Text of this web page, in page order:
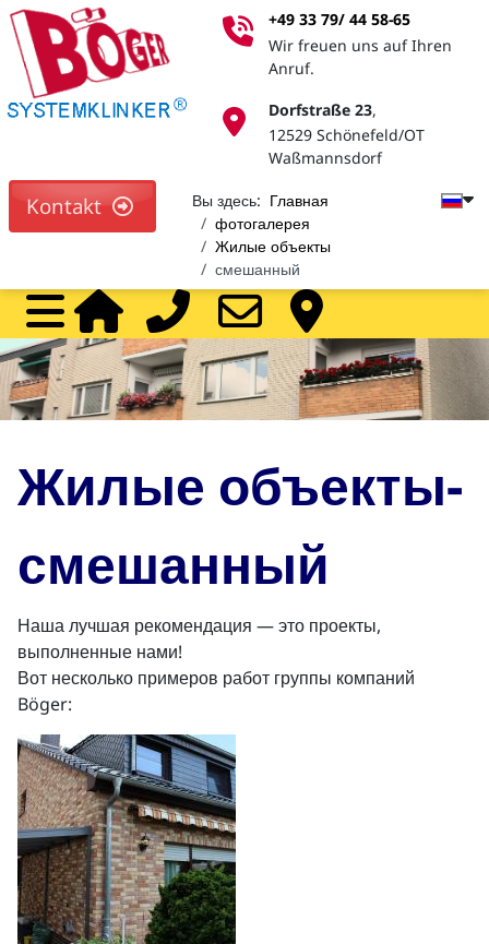
Kontakt
+49 33 79/ 44 58-65
Wir freuen uns auf Ihren
Anruf.
Dorfstraße 23,
12529 Schönefeld/OT
Waßmannsdorf
Вы здесь: Главная
фотогалерея
Жилые объекты
смешанный
HomeCall
дилеры
Жилые объекты-
смешанный
Наша лучшая рекомендация — это проекты,
выполненные нами!
Вот несколько примеров работ группы компаний
Böger: